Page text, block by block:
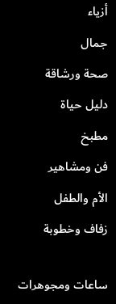
أزياء
جمال
صحة ورشاقة
دليل حياة
مطبخ
فن ومشاهير
الأم والطفل
زفاف وخطوبة
ساعات ومجوهرات